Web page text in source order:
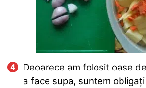
Deoarece am folosit oase
a face supa, suntem